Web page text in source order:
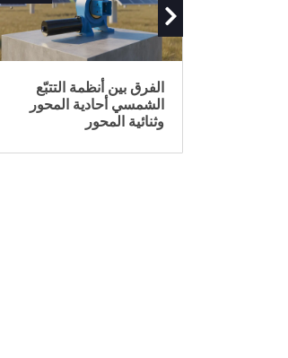
الفرق بين أنظمة التتبّع
الشمسي أحادية المحور
وثنائية المحور